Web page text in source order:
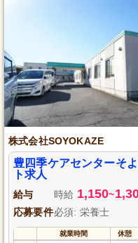
株式会社SOYOKAZE
豊四季ケアセンターそ
ト求人
給与 時給 1,150~
応募要件必須: 栄養士
就業時間 休憩